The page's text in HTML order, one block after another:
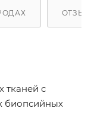
тканей с
биопсийных